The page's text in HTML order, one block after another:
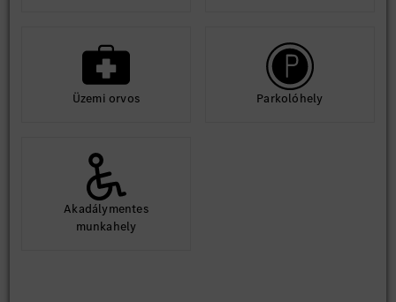
Üzemi orvos Parkolóhely
Akadálymentes
munkahely